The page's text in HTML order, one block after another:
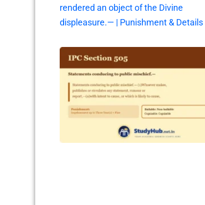
rendered an object of the Divine
displeasure.— | Punishment & Details